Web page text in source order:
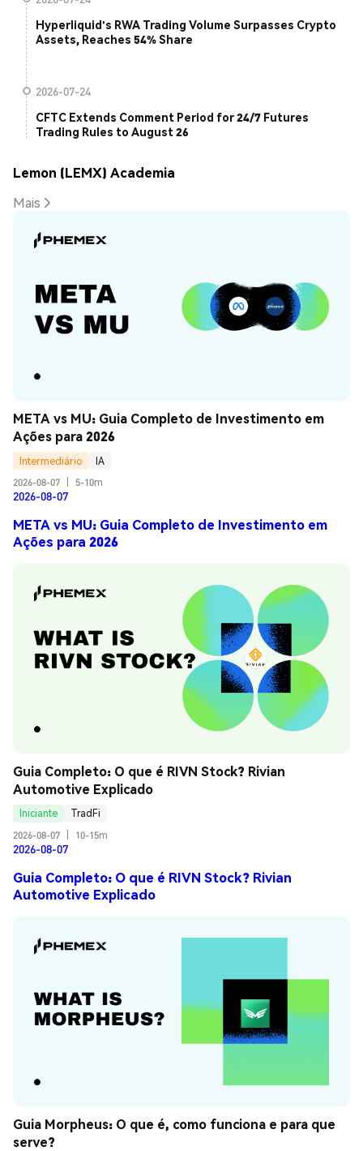
Hyperliquid's RWA Trading Volume Surpasses Crypto
Assets, Reaches 54% Share
2026-07-24
CFTC Extends Comment Period for 24/7 Futures
Trading Rules to August 26
Lemon (LEMX) Academia
Mais
META vs MU: Guia Completo de Investimento em
Ações para 2026
Intermediário
IA
2026-08-07
5-10m
2026-08-07
META vs MU: Guia Completo de Investimento em
Ações para 2026
Guia Completo: O que é RIVN Stock? Rivian
Automotive Explicado
Iniciante
TradFi
2026-08-07
10-15m
2026-08-07
Guia Completo: O que é RIVN Stock? Rivian
Automotive Explicado
Guia Morpheus: O que é, como funciona e para que
serve?